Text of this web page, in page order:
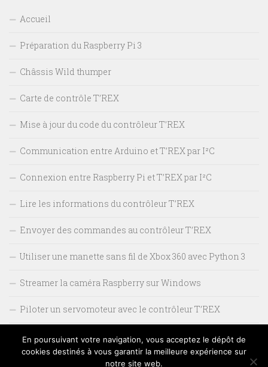
Accueil
Préparation du Raspberry Pi 3
Châssis Wild thumper
Carte de contrôle T’REX
Mise à jour du code du contrôleur T’REX
Communication entre Arduino et T’REX par I²C
Connexion entre Raspberry Pi et T’REX par I²C
Lire les informations du contrôleur T’REX
Envoyer des commandes au contrôleur T’REX
Utiliser une manette sans fil de Xbox 360 avec Python 3
Streamer la caméra Raspberry sur Windows
Piloter un servomoteur avec le contrôleur T’REX
Monter un pan/tilt sur la caméra
En poursuivant votre navigation, vous acceptez le dépôt de
cookies destinés à vous garantir la meilleure expérience sur
notre site web.